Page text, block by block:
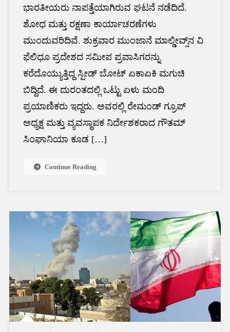
ಭಾರತೀಯರು ನಾಪತ್ತೆಯಾಗಿರುವ ಘಟನೆ ನಡೆದಿದೆ.
ಶೋಧ ಮತ್ತು ರಕ್ಷಣಾ ಕಾರ್ಯಾಚರಣೆಗಳು
ಮುಂದುವರಿದಿವೆ. ಶುಕ್ರವಾರ ಮುಂಜಾನೆ ಮಾಲ್ಡೀವ್ಸ್‌ನ ವಿ
ಫೆಲಿಧೂ ಪ್ರದೇಶದ ಸಮೀಪ ಪ್ರವಾಸಿಗರನ್ನು
ಕರೆದೊಯ್ಯುತ್ತಿದ್ದ ಸ್ಪೀಡ್ ಬೋಟ್ ಏಕಾಏಕಿ ಮಗುಚಿ
ಬಿದ್ದಿದೆ. ಈ ದುರಂತದಲ್ಲಿ ಒಟ್ಟು ಏಳು ಮಂದಿ
ಪ್ರಯಾಣಿಕರು ಇದ್ದರು. ಅವರಲ್ಲಿ ರೇಮಂಡ್ ಗ್ರೂಪ್
ಅಧ್ಯಕ್ಷ ಮತ್ತು ವ್ಯವಸ್ಥಾಪಕ ನಿರ್ದೇಶಕರಾದ ಗೌತಮ್
ಸಿಂಘಾನಿಯಾ ಕೂಡ […]
Continue Reading